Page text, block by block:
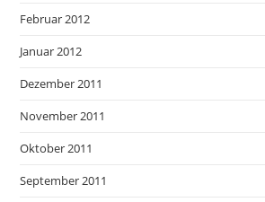
Februar 2012
Januar 2012
Dezember 2011
November 2011
Oktober 2011
September 2011